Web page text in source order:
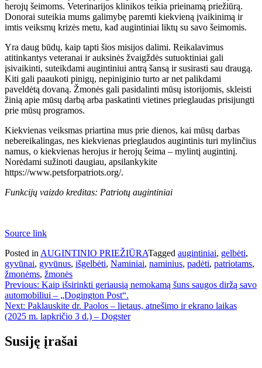
herojų šeimoms. Veterinarijos klinikos teikia prieinamą priežiūrą.
Donorai suteikia mums galimybę paremti kiekvieną įvaikinimą ir
imtis veiksmų krizės metu, kad augintiniai liktų su savo šeimomis.
Yra daug būdų, kaip tapti šios misijos dalimi. Reikalavimus
atitinkantys veteranai ir auksinės žvaigždės sutuoktiniai gali
įsivaikinti, suteikdami augintiniui antrą šansą ir susirasti sau draugą.
Kiti gali paaukoti pinigų, nepiniginio turto ar net palikdami
paveldėtą dovaną. Žmonės gali pasidalinti mūsų istorijomis, skleisti
žinią apie mūsų darbą arba paskatinti vietines prieglaudas prisijungti
prie mūsų programos.
Kiekvienas veiksmas priartina mus prie dienos, kai mūsų darbas
nebereikalingas, nes kiekvienas prieglaudos augintinis turi mylinčius
namus, o kiekvienas herojus ir herojų šeima – mylintį augintinį.
Norėdami sužinoti daugiau, apsilankykite
https://www.petsforpatriots.org/.
Funkcijų vaizdo kreditas: Patriotų augintiniai
Source link
Posted in AUGINTINIO PRIEŽIŪRATagged augintiniai, gelbėti,
gyvūnai, gyvūnus, išgelbėti, Naminiai, naminius, padėti, patriotams,
žmonėms, žmonės
Navigacija
tarp
įrašų
Previous: Kaip išsirinkti geriausią nemokamą šuns saugos diržą savo
automobiliui – „Dogington Post“.
Next: Paklauskite dr. Paolos – lietaus, atnešimo ir ekrano laikas
(2025 m. lapkričio 3 d.) – Dogster
Susiję įrašai